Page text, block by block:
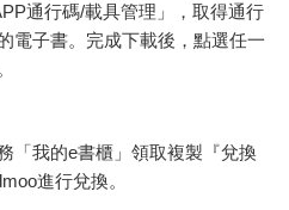
通行碼/載具管理」，取得通行
電子書。完成下載後，點選任一
「我的e書櫃」領取複製『兌換
進行兌換。